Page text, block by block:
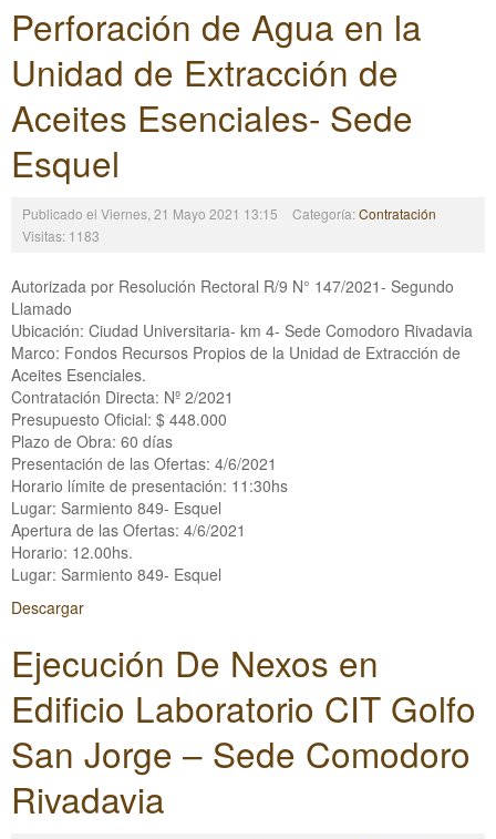
Perforación de Agua en la
Unidad de Extracción de
Aceites Esenciales- Sede
Esquel
Publicado el Viernes, 21 Mayo 2021 13:15 Categoría:Contratación
Visitas: 1183
Autorizada por Resolución Rectoral R/9 N° 147/2021- Segundo
Llamado
Ubicación: Ciudad Universitaria- km 4- Sede Comodoro Rivadavia
Marco: Fondos Recursos Propios de la Unidad de Extracción de
Aceites Esenciales.
Contratación Directa: Nº 2/2021
Presupuesto Oficial: $ 448.000
Plazo de Obra: 60 días
Presentación de las Ofertas: 4/6/2021
Horario límite de presentación: 11:30hs
Lugar: Sarmiento 849- Esquel
Apertura de las Ofertas: 4/6/2021
Horario: 12.00hs.
Lugar: Sarmiento 849- Esquel
Descargar
Ejecución De Nexos en
Edificio Laboratorio CIT Golfo
San Jorge – Sede Comodoro
Rivadavia